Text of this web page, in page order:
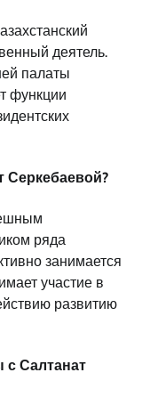
деятель.
палаты
функции
Серкебаевой?
ряда
занимается
участие в
развитию
с Салтанат